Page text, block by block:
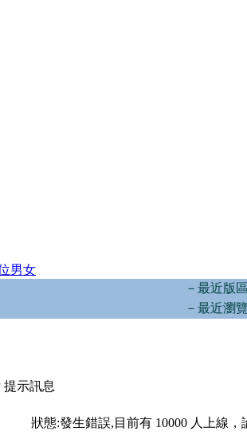
男女
－最近版
－最近瀏
提示訊息
狀態:發生錯誤,目前有 10000 人上線